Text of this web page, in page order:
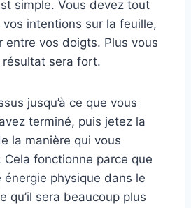
simple. Vous devez tout
intentions sur la feuille,
entre vos doigts. Plus vous
sera fort.
jusqu’à ce que vous
terminé, puis jetez la
la manière qui vous
Cela fonctionne parce que
physique dans le
qu’il sera beaucoup plus